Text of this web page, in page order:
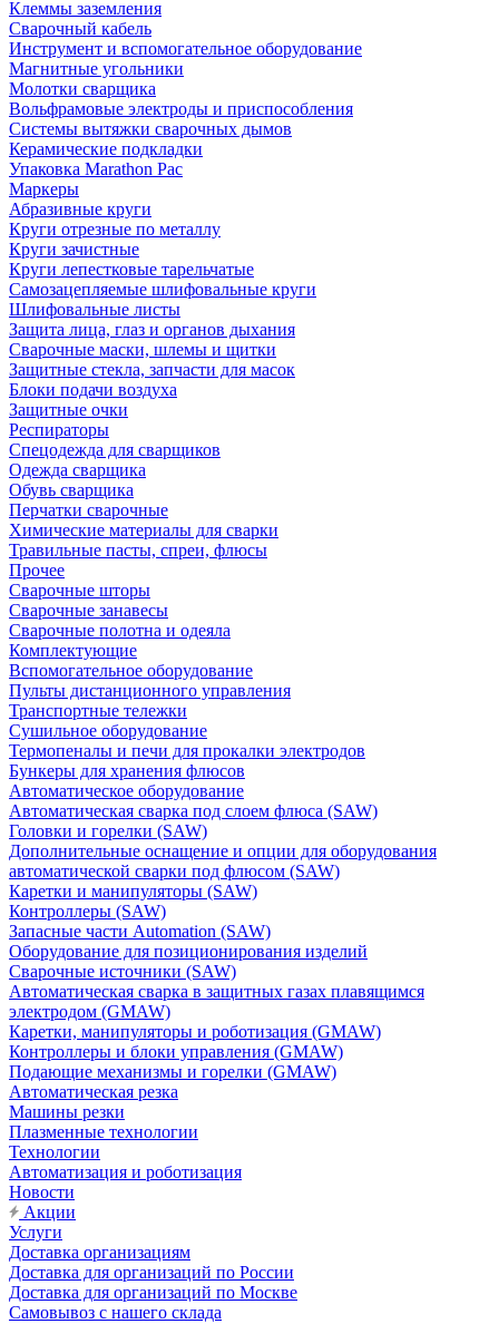
Клеммы заземления
Сварочный кабель
Инструмент и вспомогательное оборудование
Магнитные угольники
Молотки сварщика
Вольфрамовые электроды и приспособления
Системы вытяжки сварочных дымов
Керамические подкладки
Упаковка Marathon Pac
Маркеры
Абразивные круги
Круги отрезные по металлу
Круги зачистные
Круги лепестковые тарельчатые
Самозацепляемые шлифовальные круги
Шлифовальные листы
Защита лица, глаз и органов дыхания
Сварочные маски, шлемы и щитки
Защитные стекла, запчасти для масок
Блоки подачи воздуха
Защитные очки
Респираторы
Спецодежда для сварщиков
Одежда сварщика
Обувь сварщика
Перчатки сварочные
Химические материалы для сварки
Травильные пасты, спреи, флюсы
Прочее
Сварочные шторы
Сварочные занавесы
Сварочные полотна и одеяла
Комплектующие
Вспомогательное оборудование
Пульты дистанционного управления
Транспортные тележки
Сушильное оборудование
Термопеналы и печи для прокалки электродов
Бункеры для хранения флюсов
Автоматическое оборудование
Автоматическая сварка под слоем флюса (SAW)
Головки и горелки (SAW)
Дополнительные оснащение и опции для оборудования
автоматической сварки под флюсом (SAW)
Каретки и манипуляторы (SAW)
Контроллеры (SAW)
Запасные части Automation (SAW)
Оборудование для позиционирования изделий
Сварочные источники (SAW)
Автоматическая сварка в защитных газах плавящимся
электродом (GMAW)
Каретки, манипуляторы и роботизация (GMAW)
Контроллеры и блоки управления (GMAW)
Подающие механизмы и горелки (GMAW)
Автоматическая резка
Машины резки
Плазменные технологии
Технологии
Автоматизация и роботизация
Новости
Акции
Услуги
Доставка организациям
Доставка для организаций по России
Доставка для организаций по Москве
Самовывоз с нашего склада